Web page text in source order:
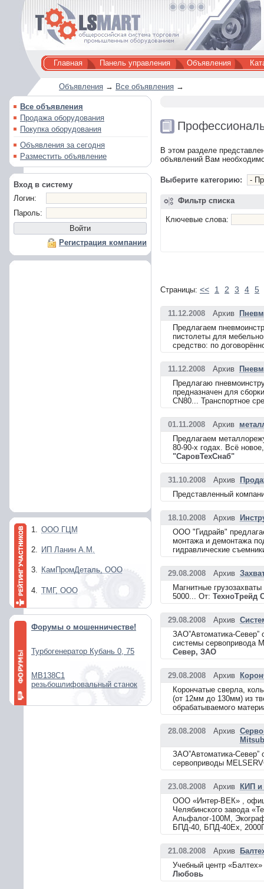
Главная Панель управления Объявления
Объявления → Все объявления →
Все объявления
Продажа оборудования
Покупка оборудования
Объявления за сегодня
Разместить объявление
Вход в систему
Логин:
Пароль:
Регистрация компании
1. ООО ГЦМ
2. ИП Ланин А.М.
3. КамПромДеталь, ООО
4. ТМГ, ООО
Форумы о мошенничестве!
Турбогенератор Кубань 0, 75
МВ138С1
резьбошлифовальный станок
В этом разделе
объявлений Вам
Выберите категорию:
Фильтр списка
Ключевые слова:
Страницы: << 1 2 3 4 5
11.12.2008 Архив
Предлагаем
пистолеты для
средство: по
11.12.2008 Архив
Предлагаю
предназначен для
СN80... Транспортное
01.11.2008 Архив
Предлагаем
80-90-х годах. Всё
"СаровТехСнаб"
31.10.2008 Архив
Представленный
18.10.2008 Архив
ООО "Гидрайв"
монтажа и демонтажа
гидравлические
29.08.2008 Архив
Магнитные грузозахваты
5000... От: ТехноТрейд
29.08.2008 Архив
ЗАО”Автоматика-
системы сервопривода
Север, ЗАО
29.08.2008 Архив
Корончатые сверла,
(от 12мм до 130мм) из
обрабатываемого
28.08.2008 Архив
ЗАО”Автоматика-Север”
cервоприводы
23.08.2008 Архив
КИП
ООО «Интер-ВЕК» ,
Челябинского завода
Альфалог-100М,
БПД-40, БПД-40Ех,
21.08.2008 Архив
Учебный центр
Любовь